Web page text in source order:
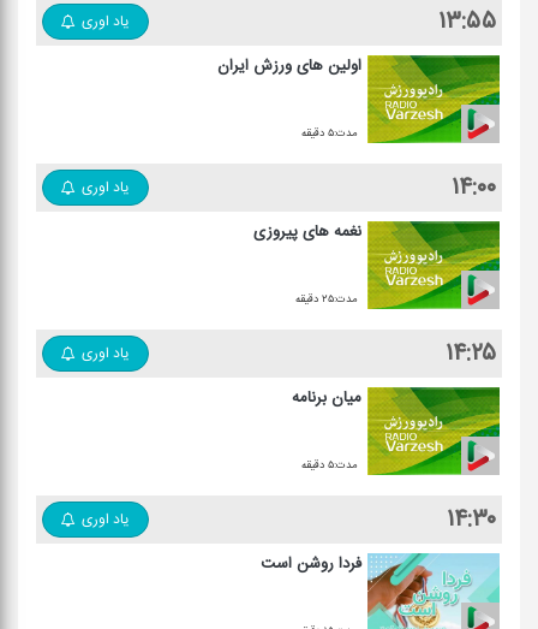
۱۳:۵۵ یاد اوری
اولین های ورزش ایران
مدت:۵ دقیقه
۱۴:۰۰ یاد اوری
نغمه های پیروزی
مدت:۲۵ دقیقه
۱۴:۲۵ یاد اوری
میان برنامه
مدت:۵ دقیقه
۱۴:۳۰ یاد اوری
فردا روشن است